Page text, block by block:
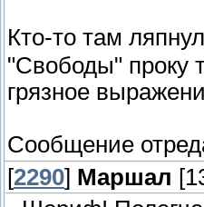
Кто-то там
"Свободы" проку
грязное
Сообщение
[2290] Маршал